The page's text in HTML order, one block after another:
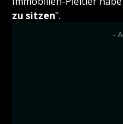
zu sitzen".
-